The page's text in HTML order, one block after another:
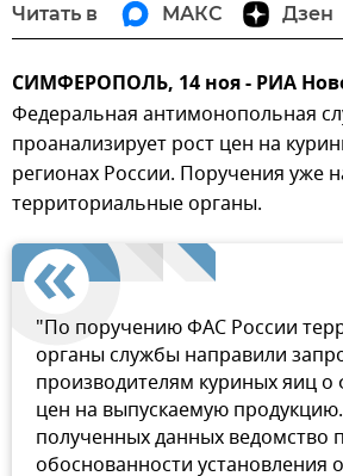
Читать в МАКС Дзен
СИМФЕРОПОЛЬ, 14 ноя - РИА
Федеральная антимонопольная
проанализирует рост цен на
регионах России. Поручения уже
территориальные органы.
"По поручению ФАС России
органы службы направили
производителям куриных яиц
цен на выпускаемую
полученных данных ведомство
обоснованности установления